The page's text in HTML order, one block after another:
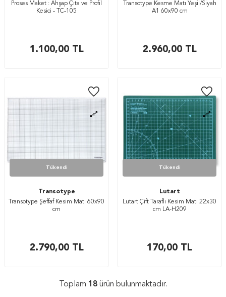
Proses Maket : Ahşap Çıta ve Profil
Kesici - TC-105
1.100,00TL
Transotype Kesme Matı Yeşil/Siyah
A1 60x90 cm
2.960,00TL
Tükendi
Transotype
Transotype Şeffaf Kesim Matı 60x90
cm
2.790,00TL
Tükendi
Lutart
Lutart Çift Taraflı Kesim Matı 22x30
cm LA-H209
170,00 TL
Toplam 18ürün bulunmaktadır.